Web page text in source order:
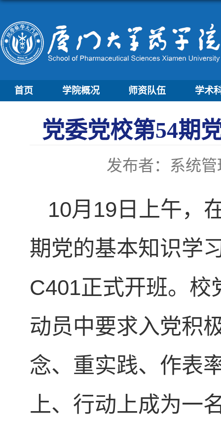
首页 学院概况 师资队伍 学术
党委党校第54期
发布者：系统
10月19日上午，
期党的基本知识学
C401正式开班。
动员中要求入党积
念、重实践、作表
上、行动上成为一